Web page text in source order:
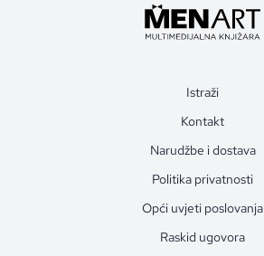
Istraži
Kontakt
Narudžbe i dostava
Politika privatnosti
Opći uvjeti poslovanja
Raskid ugovora